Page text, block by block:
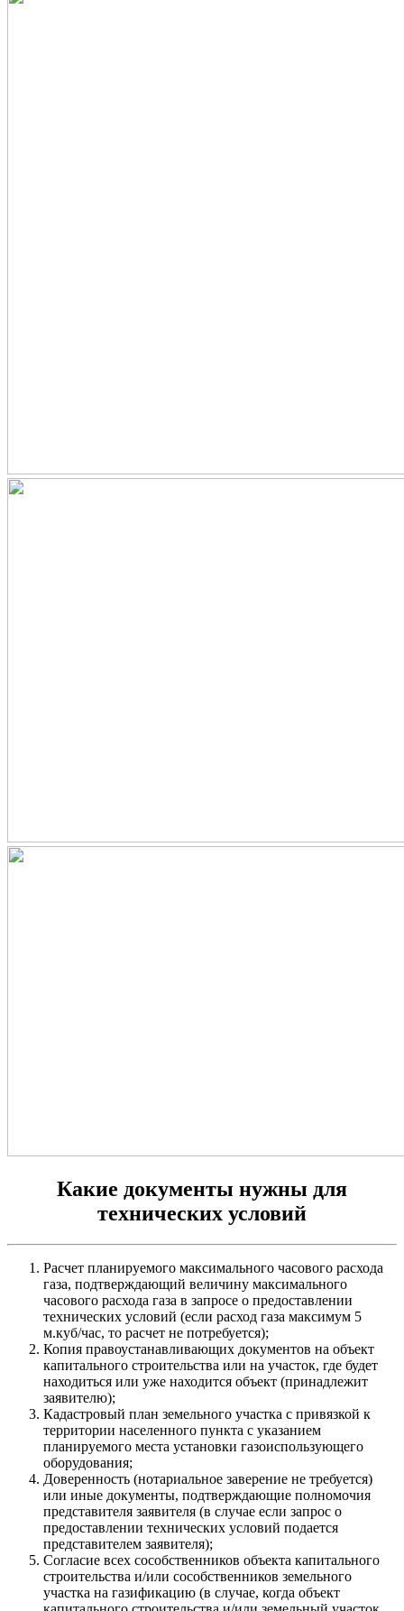
Какие документы нужны для
технических условий
Расчет планируемого максимального часового расхода
газа, подтверждающий величину максимального
часового расхода газа в запросе о предоставлении
технических условий (если расход газа максимум 5
м.куб/час, то расчет не потребуется);
Копия правоустанавливающих документов на объект
капитального строительства или на участок, где будет
находиться или уже находится объект (принадлежит
заявителю);
Кадастровый план земельного участка с привязкой к
территории населенного пункта с указанием
планируемого места установки газоиспользующего
оборудования;
Доверенность (нотариальное заверение не требуется)
или иные документы, подтверждающие полномочия
представителя заявителя (в случае если запрос о
предоставлении технических условий подается
представителем заявителя);
Согласие всех сособственников объекта капитального
строительства и/или сособственников земельного
участка на газификацию (в случае, когда объект